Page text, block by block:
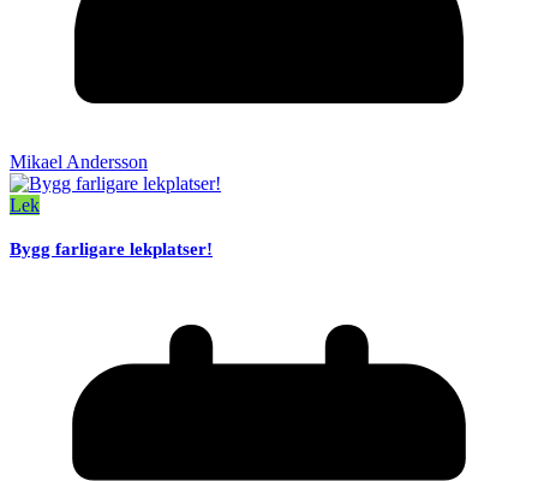
Mikael Andersson
Lek
Bygg farligare lekplatser!